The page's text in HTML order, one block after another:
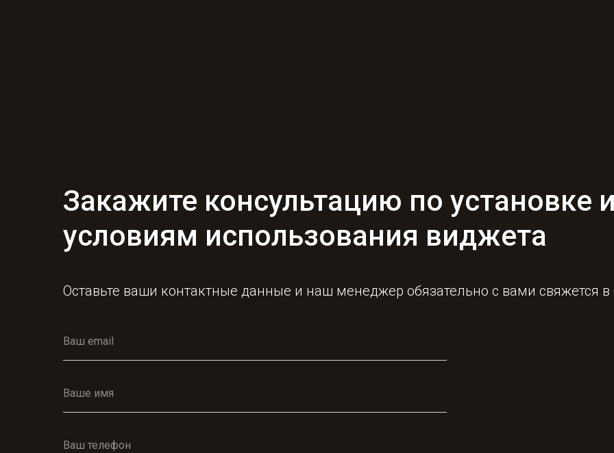
Закажите консультацию по установке и
условиям использования виджета
Оставьте ваши контактные данные и наш менеджер обязательно с вами свяжется